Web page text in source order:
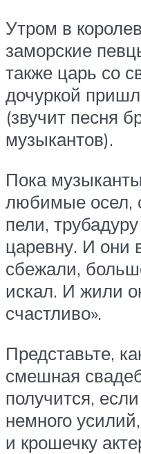
Утром в
заморские
также царь со
дочуркой
(звучит песня
музыкантов).
Пока
любимые осел,
пели,
царевну. И они
сбежали,
искал. И жили
счастливо».
Представьте,
смешная
получится,
немного
и крошечку